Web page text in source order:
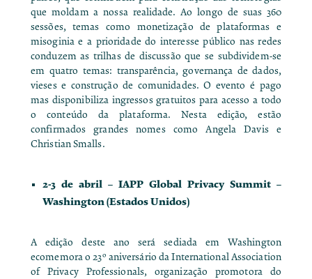
que moldam a nossa realidade. Ao longo de suas 360
sessões, temas como monetização de plataformas e
misoginia e a prioridade do interesse público nas redes
conduzem as trilhas de discussão que se subdividem-se
em quatro temas: transparência, governança de dados,
vieses e construção de comunidades. O evento é pago
mas disponibiliza ingressos gratuitos para acesso a todo
o conteúdo da plataforma. Nesta edição, estão
confirmados grandes nomes como Angela Davis e
Christian Smalls.
2-3 de abril – IAPP Global Privacy Summit–
Washington (Estados Unidos)
A edição deste ano será sediada em Washington
ecomemora o 23º aniversário da International Association
of Privacy Professionals, organização promotora do